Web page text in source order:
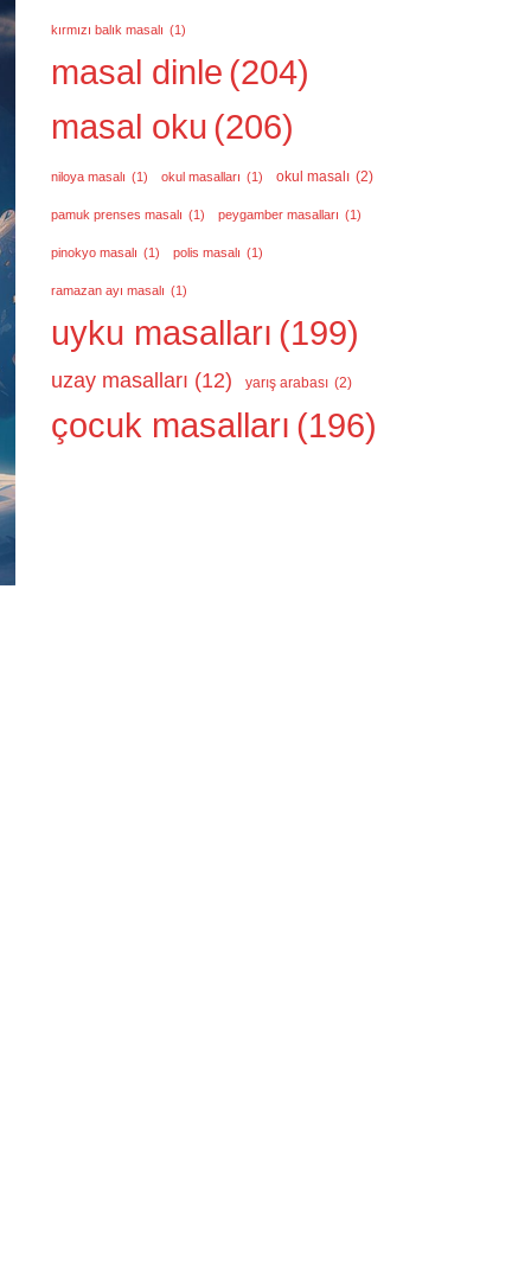
kırmızı balık masalı (1)
masal dinle (204)
masal oku (206)
niloya masalı (1) okul masalları (1) okul masalı (2)
pamuk prenses masalı (1) peygamber masalları (1)
pinokyo masalı (1) polis masalı (1)
ramazan ayı masalı (1)
uyku masalları (199)
uzay masalları (12) yarış arabası (2)
çocuk masalları (196)